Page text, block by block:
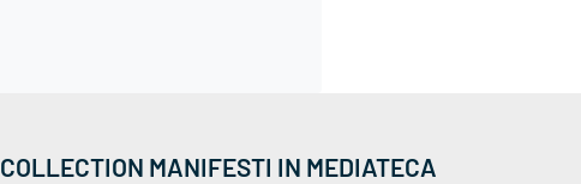
COLLECTION MANIFESTI IN MEDIATECA